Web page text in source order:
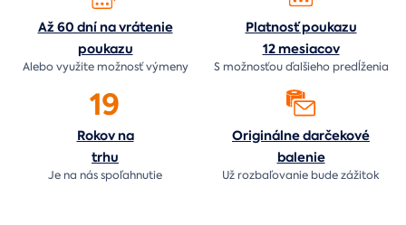
Až 60 dní na vrátenie
poukazu
Alebo využite možnosť výmeny
Platnosť poukazu
12 mesiacov
S možnosťou ďalšieho predĺženia
19
Rokov na
trhu
Je na násspoľahnutie
Originálne darčekové
balenie
Už rozbaľovanie budezážitok